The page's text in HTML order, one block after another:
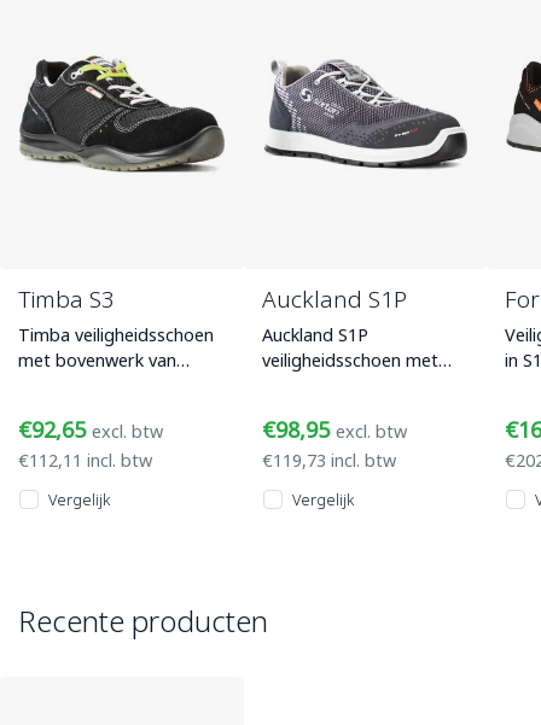
Timba S3
Timba veiligheidsschoen
met bovenwerk van
en PU/PU lo
€92,65 excl. btw
€112,11 incl. btw
Vergelijk
Auckland S1P
Auckland S1P
veiligheidsschoen met
aluminium veilighei
€98,95 excl. btw
€119,73 incl. btw
Vergelijk
in
Recente producten